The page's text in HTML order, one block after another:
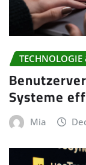
TECHNOLOGIE
Systeme
Mia